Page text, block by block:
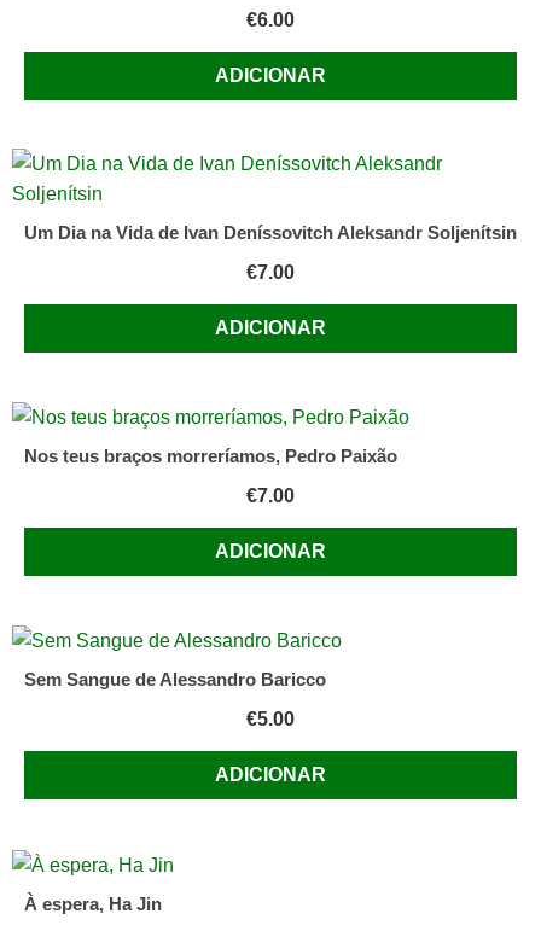
€6.00
ADICIONAR
Um Dia na Vida de Ivan Deníssovitch Aleksandr Soljenítsin
€7.00
ADICIONAR
Nos teus braços morreríamos, Pedro Paixão
€7.00
ADICIONAR
Sem Sangue de Alessandro Baricco
€5.00
ADICIONAR
À espera, Ha Jin